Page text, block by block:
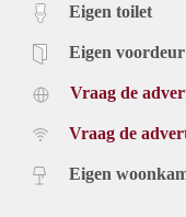
Eigen toilet
Eigen voordeur
Vraag de
Vraag de
Eigen